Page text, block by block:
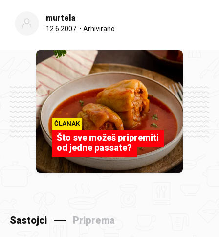
murtela
12.6.2007. • Arhivirano
ČLANAK
Što sve možeš pripremiti
od jedne passate?
Sastojci Priprema